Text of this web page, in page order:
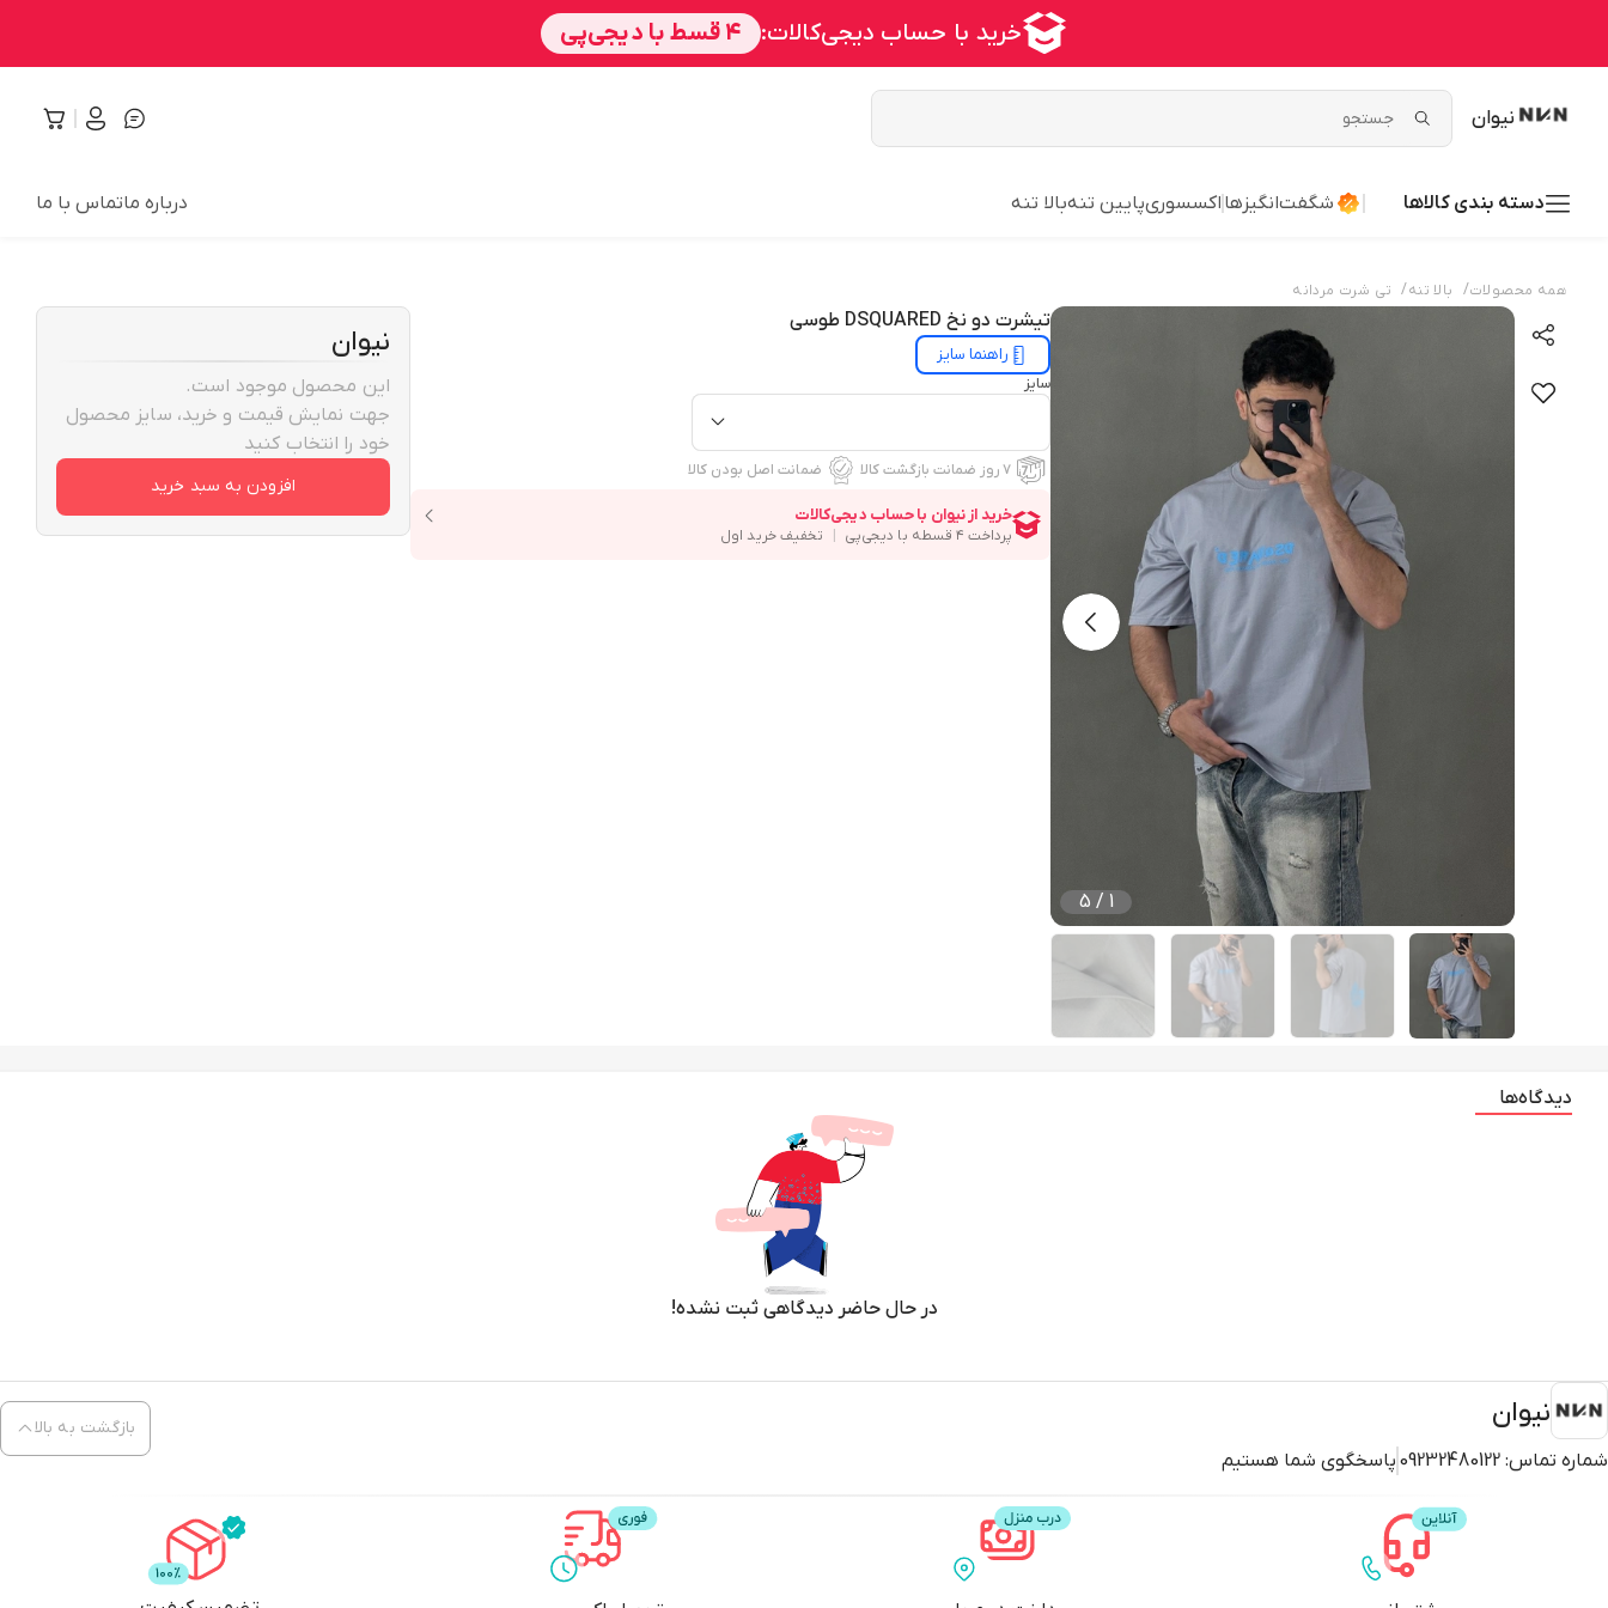
نیوان
دسته بندی کالاها شگفت‌انگیزها اکسسوریپایین تنهبالا تنه درباره ماتماس با ما
همه محصولات/ بالا تنه/ تی شرت مردانه
1
/
5
تیشرت دو نخ DSQUARED طوسی
راهنما سایز
سایز
۷ روز ضمانت بازگشت کالا ضمانت اصل بودن کالا
نیوان
افزودن به سبد خرید
این محصول موجود است.
جهت نمایش قیمت و خرید، سایز محصول
خود را انتخاب کنید
دیدگاه‌ها
در حال حاضر دیدگاهی ثبت نشده!
نیوان
شماره تماس: 09232480122 پاسخگوی شما هستیم
بازگشت به بالا